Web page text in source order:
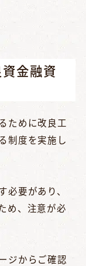
金融資
ために改良工
制度を実施し
要があり、
め、注意が必
ジからご確認